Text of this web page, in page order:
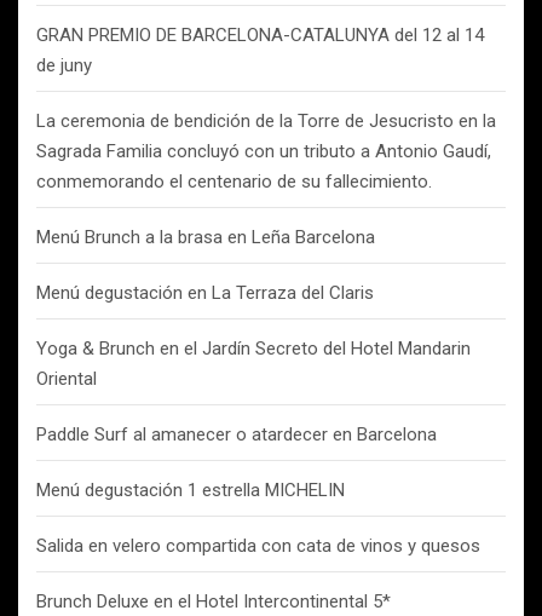
GRAN PREMIO DE BARCELONA-CATALUNYA del 12 al 14
de juny
La ceremonia de bendición de la Torre de Jesucristo en la
Sagrada Familia concluyó con un tributo a Antonio Gaudí,
conmemorando el centenario de su fallecimiento.
Menú Brunch a la brasa en Leña Barcelona
Menú degustación en La Terraza del Claris
Yoga & Brunch en el Jardín Secreto del Hotel Mandarin
Oriental
Paddle Surf al amanecer o atardecer en Barcelona
Menú degustación 1 estrella MICHELIN
Salida en velero compartida con cata de vinos y quesos
Brunch Deluxe en el Hotel Intercontinental 5*